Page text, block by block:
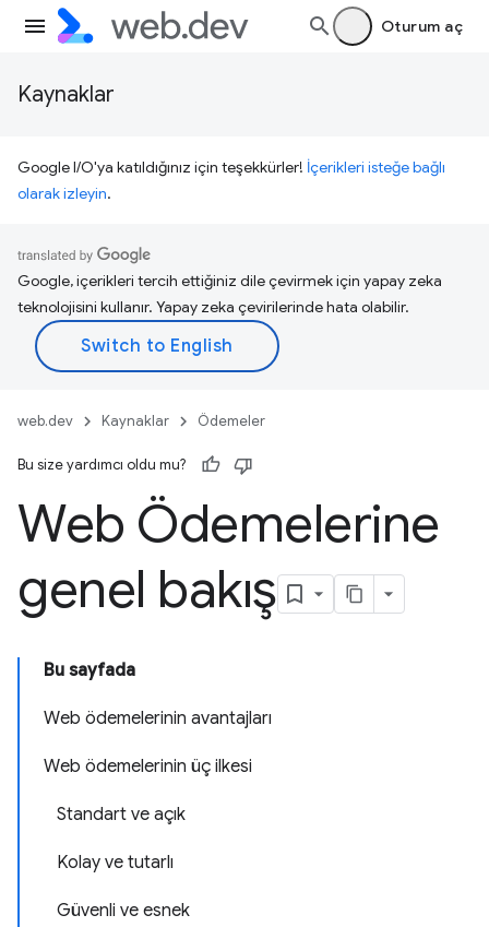
Oturum aç
Kaynaklar
Google I/O'ya katıldığınız için teşekkürler! İçerikleri isteğe bağlı
olarak izleyin.
Google, içerikleri tercih ettiğiniz dile çevirmek için yapay zeka
teknolojisini kullanır. Yapay zeka çevirilerinde hata olabilir.
web.dev Kaynaklar Ödemeler
Bu size yardımcı oldu mu?
Web Ödemelerine
genel bakış
Bu sayfada
Web ödemelerinin avantajları
Web ödemelerinin üç ilkesi
Standart ve açık
Kolay ve tutarlı
Güvenli ve esnek